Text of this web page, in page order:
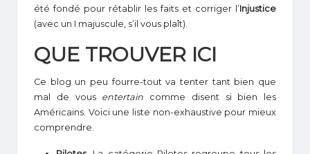
été fondé pour rétablir les faits et corriger l’Injustice
(avec un I majuscule, s’il vous plaît).
QUE TROUVER ICI
Ce blog un peu fourre-tout va tenter tant bien que
mal de vous entertain comme disent si bien les
Américains. Voici une liste non-exhaustive pour mieux
comprendre.